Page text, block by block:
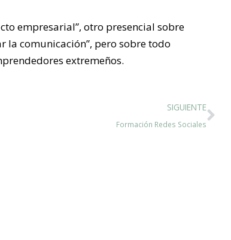
empresarial”, otro presencial sobre
la comunicación”, pero sobre todo
extremeños.
SIGUIENTE
Formación Redes Sociales